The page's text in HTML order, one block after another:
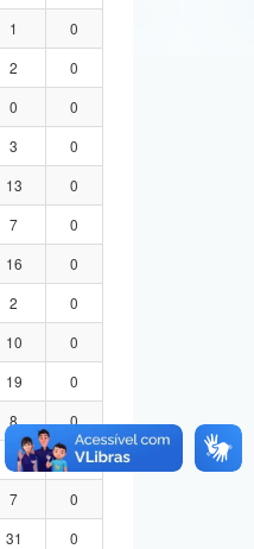
1
0
2
0
0
0
3
0
13
0
7
0
16
0
2
0
10
0
19
0
8
0
14
0
7
0
31
0